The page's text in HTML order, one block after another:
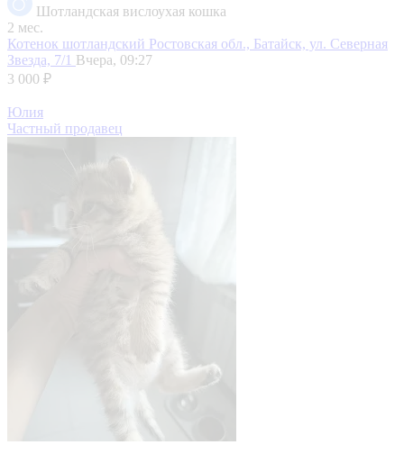
Шотландская вислоухая кошка
2 мес.
Котенок шотландский Ростовская обл., Батайск, ул. Северная
Звезда, 7/1 Вчера, 09:27
3 000 ₽
Юлия
Частный продавец